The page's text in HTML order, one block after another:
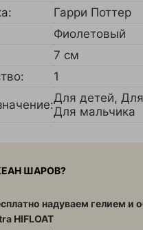
Гарри Поттер
Фиолетовый
7 см
1
Для детей,
Для мальчика
ШАРОВ?
надуваем гелием и
HIFLOAT